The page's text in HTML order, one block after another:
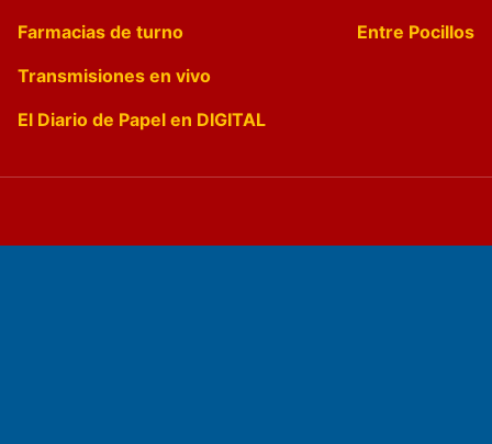
Farmacias de turno
Entre Pocillos
Transmisiones en vivo
El Diario de Papel en DIGITAL